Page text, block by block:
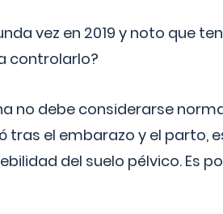
vez en 2019 y noto que
controlarlo?
no debe considerarse
tras el embarazo y el parto,
del suelo pélvico. Es